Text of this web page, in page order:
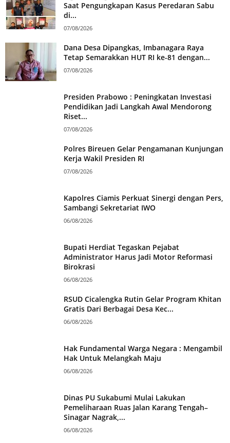
Saat Pengungkapan Kasus Peredaran Sabu
di...
07/08/2026
Dana Desa Dipangkas, Imbanagara Raya
Tetap Semarakkan HUT RI ke-81 dengan...
07/08/2026
Presiden Prabowo : Peningkatan Investasi
Pendidikan Jadi Langkah Awal Mendorong
Riset...
07/08/2026
Polres Bireuen Gelar Pengamanan Kunjungan
Kerja Wakil Presiden RI
07/08/2026
Kapolres Ciamis Perkuat Sinergi dengan Pers,
Sambangi Sekretariat IWO
06/08/2026
Bupati Herdiat Tegaskan Pejabat
Administrator Harus Jadi Motor Reformasi
Birokrasi
06/08/2026
RSUD Cicalengka Rutin Gelar Program Khitan
Gratis Dari Berbagai Desa Kec...
06/08/2026
Hak Fundamental Warga Negara : Mengambil
Hak Untuk Melangkah Maju
06/08/2026
Dinas PU Sukabumi Mulai Lakukan
Pemeliharaan Ruas Jalan Karang Tengah–
Sinagar Nagrak,...
06/08/2026